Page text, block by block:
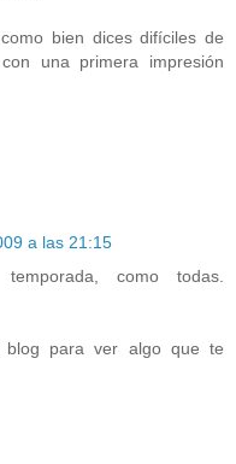
bien dices difíciles de
una primera impresión
a las 21:15
como todas.
para ver algo que te